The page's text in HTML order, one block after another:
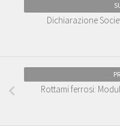
Dichiarazione
Rottami ferrosi: